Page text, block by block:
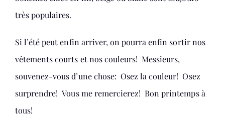
très populaires.
Si l’été peut enfin arriver, on pourra enfin sortir nos
vêtements courts et nos couleurs! Messieurs,
souvenez-vous d’une chose: Osez la couleur! Osez
surprendre! Vous me remercierez! Bon printemps à
tous!